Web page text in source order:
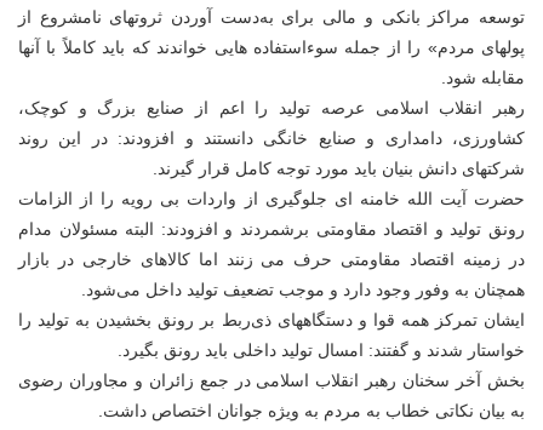
توسعه مراکز بانکی و مالی برای به‌دست آوردن ثروتهای نامشروع از
پولهای مردم» را از جمله سوءاستفاده هایی خواندند که باید کاملاً با آنها
مقابله شود.
رهبر انقلاب اسلامی عرصه تولید را اعم از صنایع بزرگ و کوچک،
کشاورزی، دامداری و صنایع خانگی دانستند و افزودند: در این روند
شرکتهای دانش بنیان باید مورد توجه کامل قرار گیرند.
حضرت آیت الله خامنه ای جلوگیری از واردات بی رویه را از الزامات
رونق تولید و اقتصاد مقاومتی برشمردند و افزودند: البته مسئولان مدام
در زمینه اقتصاد مقاومتی حرف می زنند اما کالاهای خارجی در بازار
همچنان به وفور وجود دارد و موجب تضعیف تولید داخل می‌شود.
ایشان تمرکز همه قوا و دستگاههای ذی‌ربط بر رونق بخشیدن به تولید را
خواستار شدند و گفتند: امسال تولید داخلی باید رونق بگیرد.
بخش آخر سخنان رهبر انقلاب اسلامی در جمع زائران و مجاوران رضوی
به بیان نکاتی خطاب به مردم به ویژه جوانان اختصاص داشت.